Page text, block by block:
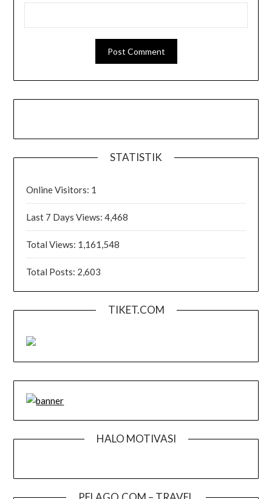
STATISTIK
Online Visitors: 1
Last 7 Days Views:4,468
Total Views: 1,161,548
Total Posts: 2,603
TIKET.COM
HALO MOTIVASI